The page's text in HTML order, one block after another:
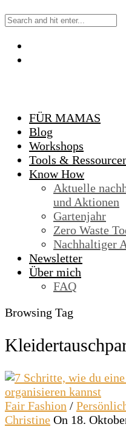
FÜR MAMAS
Blog
Workshops
Tools &
Know How
Aktuelle
und Aktionen
Gartenjahr
Zero Waste
Nachhaltiger
Newsletter
Über mich
FAQ
Browsing Tag
Fair Fashion /
Christine On 18.